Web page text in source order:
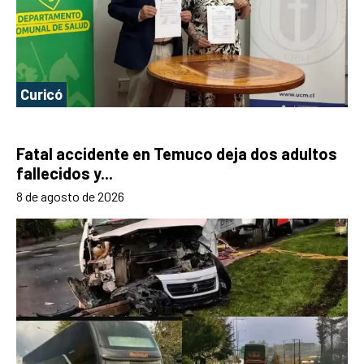
Curicó
Fatal accidente en Temuco deja dos adultos
fallecidos y...
8 de agosto de 2026